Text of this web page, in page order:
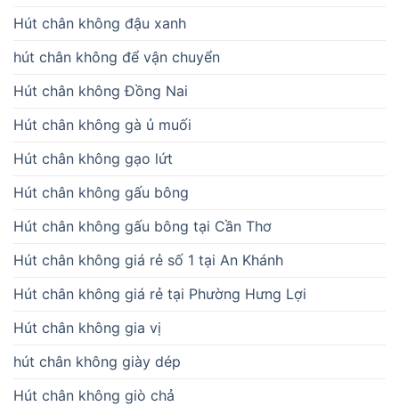
Hút chân không đậu xanh
hút chân không để vận chuyển
Hút chân không Đồng Nai
Hút chân không gà ủ muối
Hút chân không gạo lứt
Hút chân không gấu bông
Hút chân không gấu bông tại Cần Thơ
Hút chân không giá rẻ số 1 tại An Khánh
Hút chân không giá rẻ tại Phường Hưng Lợi
Hút chân không gia vị
hút chân không giày dép
Hút chân không giò chả